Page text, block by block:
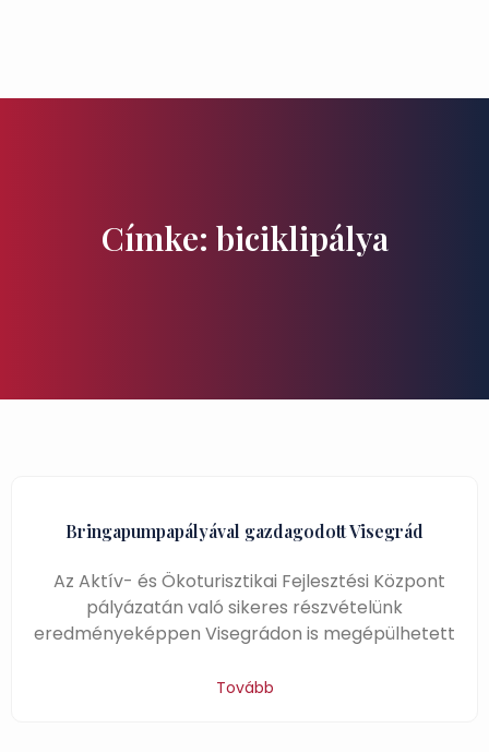
Címke: biciklipálya
Bringapumpapályával gazdagodott Visegrád
Az Aktív- és Ökoturisztikai Fejlesztési Központ
pályázatán való sikeres részvételünk
eredményeképpen Visegrádon is megépülhetett
Tovább